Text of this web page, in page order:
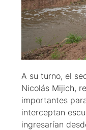
A su turno, el
Nicolás Mijich,
importantes
interceptan
ingresarían